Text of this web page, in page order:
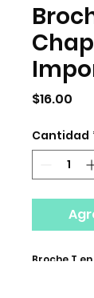
$16.00
Cantidad
Broche T